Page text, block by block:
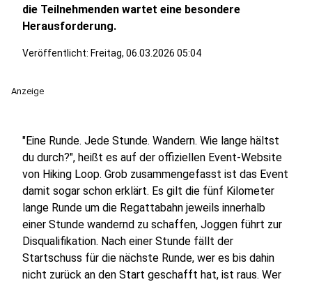
die Teilnehmenden wartet eine besondere
Herausforderung.
Veröffentlicht: Freitag, 06.03.2026 05:04
Anzeige
"Eine Runde. Jede Stunde. Wandern. Wie lange hältst
du durch?", heißt es auf der offiziellen Event-Website
von Hiking Loop. Grob zusammengefasst ist das Event
damit sogar schon erklärt. Es gilt die fünf Kilometer
lange Runde um die Regattabahn jeweils innerhalb
einer Stunde wandernd zu schaffen, Joggen führt zur
Disqualifikation. Nach einer Stunde fällt der
Startschuss für die nächste Runde, wer es bis dahin
nicht zurück an den Start geschafft hat, ist raus. Wer